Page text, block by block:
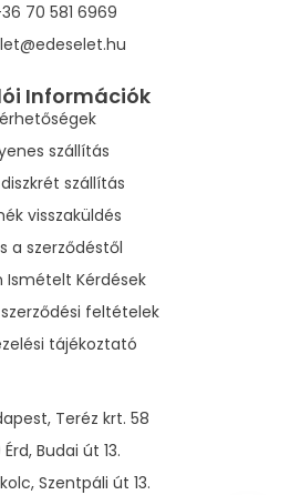
70 581 6969
Információk
szállítás
diszkrét szállítás
visszaküldés
a szerződéstől
Ismételt Kérdések
feltételek
tájékoztató
Teréz krt. 58
Budai út 13.
Szentpáli út 13.